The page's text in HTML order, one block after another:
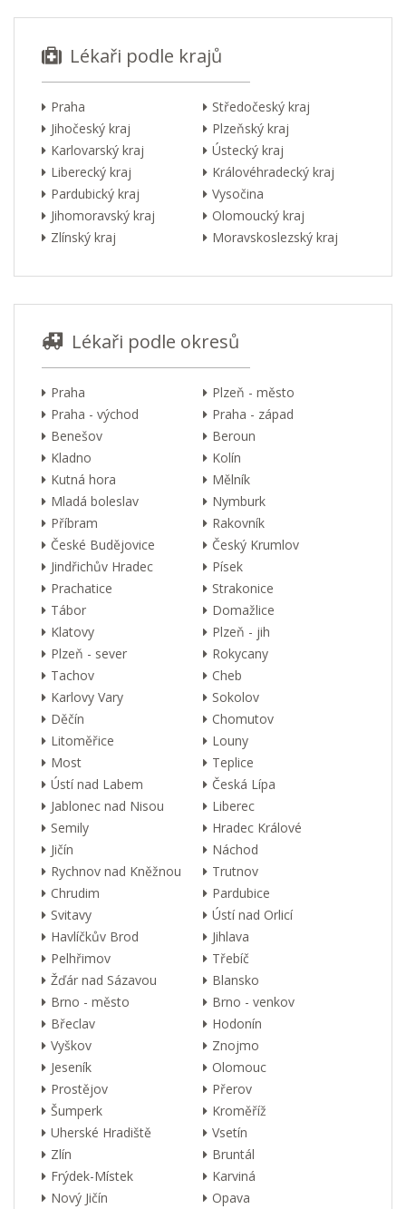
Lékaři podle krajů
Praha
Středočeský kraj
Jihočeský kraj
Plzeňský kraj
Karlovarský kraj
Ústecký kraj
Liberecký kraj
Královéhradecký kraj
Pardubický kraj
Vysočina
Jihomoravský kraj
Olomoucký kraj
Zlínský kraj
Moravskoslezský kraj
Lékaři podle okresů
Praha
Plzeň - město
Praha - východ
Praha - západ
Benešov
Beroun
Kladno
Kolín
Kutná hora
Mělník
Mladá boleslav
Nymburk
Příbram
Rakovník
České Budějovice
Český Krumlov
Jindřichův Hradec
Písek
Prachatice
Strakonice
Tábor
Domažlice
Klatovy
Plzeň - jih
Plzeň - sever
Rokycany
Tachov
Cheb
Karlovy Vary
Sokolov
Děčín
Chomutov
Litoměřice
Louny
Most
Teplice
Ústí nad Labem
Česká Lípa
Jablonec nad Nisou
Liberec
Semily
Hradec Králové
Jičín
Náchod
Rychnov nad Kněžnou
Trutnov
Chrudim
Pardubice
Svitavy
Ústí nad Orlicí
Havlíčkův Brod
Jihlava
Pelhřimov
Třebíč
Žďár nad Sázavou
Blansko
Brno - město
Brno - venkov
Břeclav
Hodonín
Vyškov
Znojmo
Jeseník
Olomouc
Prostějov
Přerov
Šumperk
Kroměříž
Uherské Hradiště
Vsetín
Zlín
Bruntál
Frýdek-Místek
Karviná
Nový Jičín
Opava